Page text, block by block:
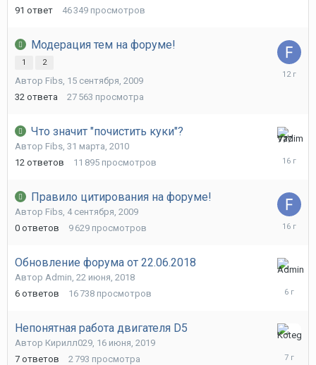
91 ответ 46 349 просмотров
Модерация тем на форуме!
1 2
Автор Fibs, 15 сентября, 2009
32 ответа 27 563 просмотра
26
Что значит "почистить куки"?
Автор Fibs, 31 марта, 2010
12 ответов 11 895 просмотров
1
апреля,
Правило цитирования на форуме!
Автор Fibs, 4 сентября, 2009
0 ответов 9 629 просмотров
Обновление форума от 22.06.2018
Автор Admin, 22 июня, 2018
6 ответов 16 738 просмотров
14
января,
Непонятная работа двигателя D5
Автор Кирилл029, 16 июня, 2019
7 ответов 2 793 просмотра
18
июня,